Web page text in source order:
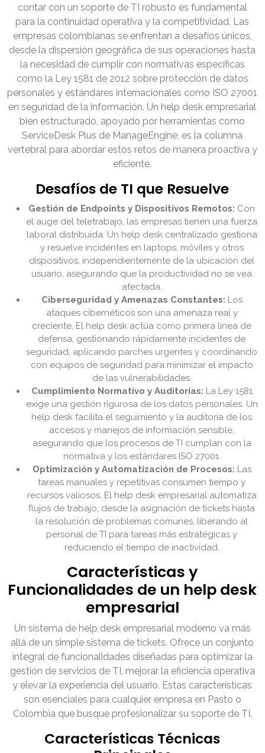
contar con un soporte de TI robusto es fundamental
para la continuidad operativa y la competitividad. Las
empresas colombianas se enfrentan a desafíos únicos,
desde la dispersión geográfica de sus operaciones hasta
la necesidad de cumplir con normativas específicas
como la Ley 1581 de 2012 sobre protección de datos
personales y estándares internacionales como ISO 27001
en seguridad de la información. Un help desk empresarial
bien estructurado, apoyado por herramientas como
ServiceDesk Plus de ManageEngine, es la columna
vertebral para abordar estos retos de manera proactiva y
eficiente.
Desafíos de TI que Resuelve
Gestión de Endpoints y Dispositivos Remotos: Con
el auge del teletrabajo, las empresas tienen una fuerza
laboral distribuida. Un help desk centralizado gestiona
y resuelve incidentes en laptops, móviles y otros
dispositivos, independientemente de la ubicación del
usuario, asegurando que la productividad no se vea
afectada.
Ciberseguridad y Amenazas Constantes: Los
ataques cibernéticos son una amenaza real y
creciente. El help desk actúa como primera línea de
defensa, gestionando rápidamente incidentes de
seguridad, aplicando parches urgentes y coordinando
con equipos de seguridad para minimizar el impacto
de las vulnerabilidades.
Cumplimiento Normativo y Auditorías: La Ley 1581
exige una gestión rigurosa de los datos personales. Un
help desk facilita el seguimiento y la auditoría de los
accesos y manejos de información sensible,
asegurando que los procesos de TI cumplan con la
normativa y los estándares ISO 27001.
Optimización y Automatización de Procesos: Las
tareas manuales y repetitivas consumen tiempo y
recursos valiosos. El help desk empresarial automatiza
flujos de trabajo, desde la asignación de tickets hasta
la resolución de problemas comunes, liberando al
personal de TI para tareas más estratégicas y
reduciendo el tiempo de inactividad.
Características y
Funcionalidades de un help desk
empresarial
Un sistema de help desk empresarial moderno va más
allá de un simple sistema de tickets. Ofrece un conjunto
integral de funcionalidades diseñadas para optimizar la
gestión de servicios de TI, mejorar la eficiencia operativa
y elevar la experiencia del usuario. Estas características
son esenciales para cualquier empresa en Pasto o
Colombia que busque profesionalizar su soporte de TI.
Características Técnicas